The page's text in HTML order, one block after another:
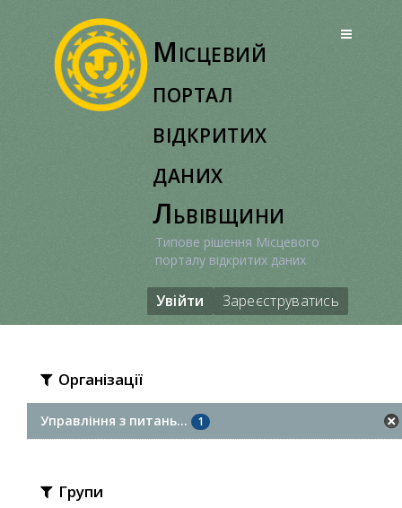
Місцевий
портал
відкритих
даних
Львівщини
Типове рішення Місцевого
порталу відкритих даних
Увійти Зареєструватись
Організації
Управління з питань... 1
Групи